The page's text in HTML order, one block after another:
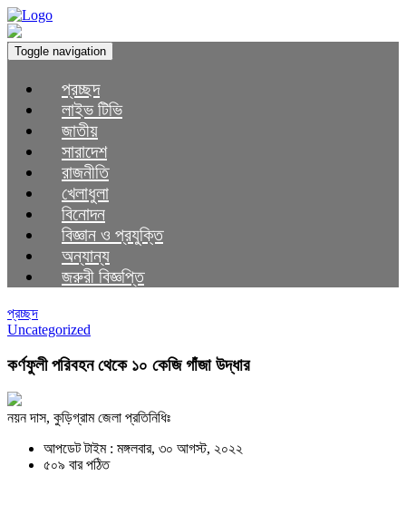
Toggle navigation
প্রচ্ছদ
লাইভ টিভি
জাতীয়
সারাদেশ
রাজনীতি
খেলাধুলা
বিনোদন
বিজ্ঞান ও প্রযুক্তি
অন্যান্য
জরুরী বিজ্ঞপ্তি
প্রচ্ছদ
Uncategorized
কর্ণফুলী পরিবহন থেকে ১০ কেজি গাঁজা উদ্ধার
নয়ন দাস, কুড়িগ্রাম জেলা প্রতিনিধিঃ
আপডেট টাইম : মঙ্গলবার, ৩০ আগস্ট, ২০২২
৫০৯ বার পঠিত